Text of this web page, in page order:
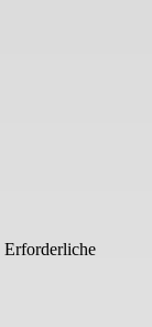
Erforderliche